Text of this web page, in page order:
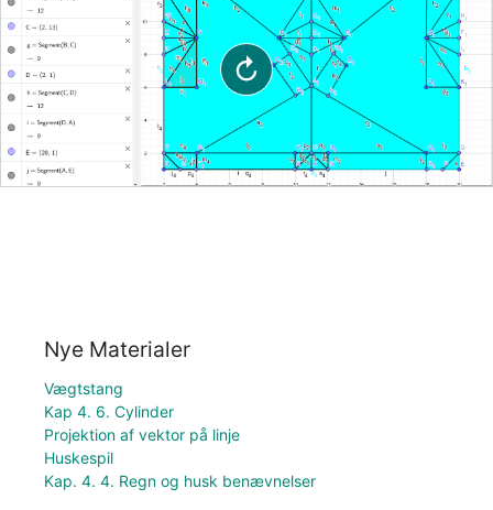
Log ind
Nye Materialer
Vægtstang
Kap 4. 6. Cylinder
Projektion af vektor på linje
Huskespil
Kap. 4. 4. Regn og husk benævnelser